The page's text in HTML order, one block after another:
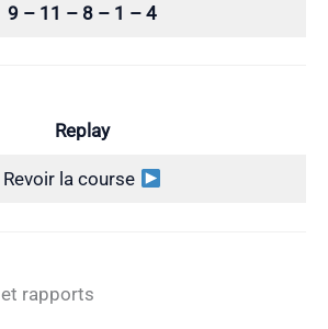
9 – 11 – 8 – 1 – 4
Replay
Revoir la course
et rapports